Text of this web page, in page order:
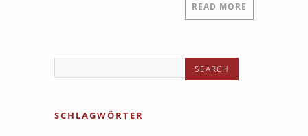
READ MORE
SCHLAGWÖRTER